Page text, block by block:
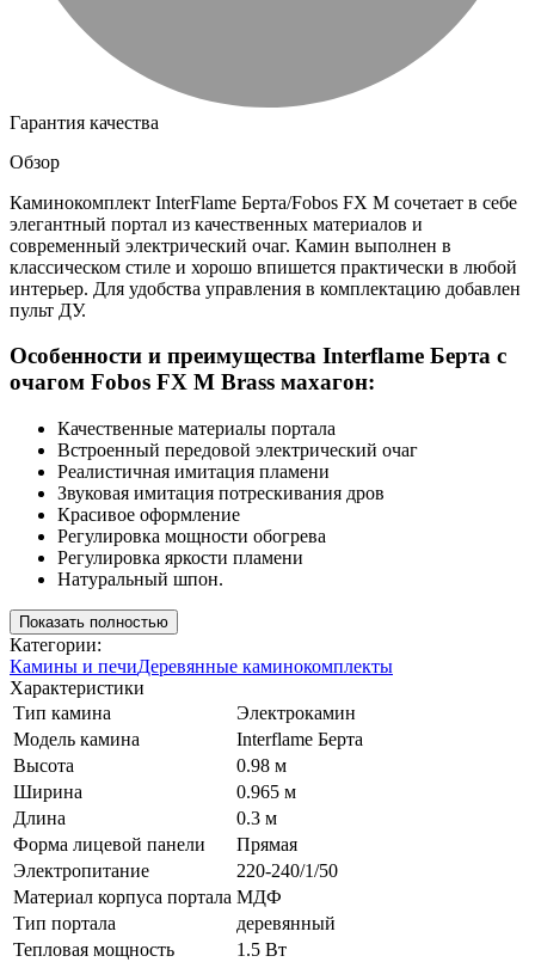
Гарантия качества
Обзор
Каминокомплект InterFlame Берта/Fobos FX M сочетает в себе
элегантный портал из качественных материалов и
современный электрический очаг. Камин выполнен в
классическом стиле и хорошо впишется практически в любой
интерьер. Для удобства управления в комплектацию добавлен
пульт ДУ.
Особенности и преимущества Interflame Берта с
очагом Fobos FX M Brass махагон:
Качественные материалы портала
Встроенный передовой электрический очаг
Реалистичная имитация пламени
Звуковая имитация потрескивания дров
Красивое оформление
Регулировка мощности обогрева
Регулировка яркости пламени
Натуральный шпон.
Показать полностью
Категории:
Камины и печиДеревянные каминокомплекты
Характеристики
Тип камина
Электрокамин
Модель камина
Interflame Берта
Высота
0.98 м
Ширина
0.965 м
Длина
0.3 м
Форма лицевой панели
Прямая
Электропитание
220-240/1/50
Материал корпуса портала МДФ
Тип портала
деревянный
Тепловая мощность
1.5 Вт